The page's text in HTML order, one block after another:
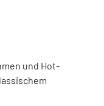
und Hot-